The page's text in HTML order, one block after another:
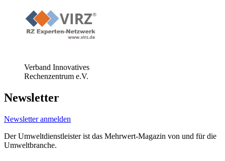
Verband Innovatives
Rechenzentrum e.V.
Newsletter
Newsletter anmelden
Der Umweltdienstleister ist das Mehrwert-Magazin von und für die
Umweltbranche.